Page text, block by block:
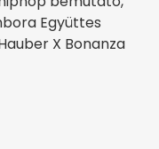
Együttes
X Bonanza